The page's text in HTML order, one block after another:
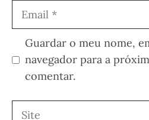
Email
Guardar o meu nome,
navegador para a
comentar.
Site